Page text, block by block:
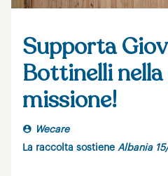
Supporta
Bottinelli
missione!
Wecare
La raccolta sostiene Albania